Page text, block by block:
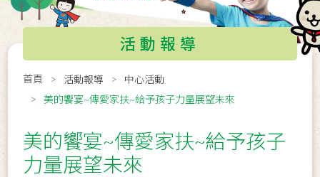
活動報導
首頁 活動報導
中心活動
美的饗宴~傳愛家扶~給予孩子力量展望未來
美的饗宴~傳愛家扶~給予孩子
力量展望未來